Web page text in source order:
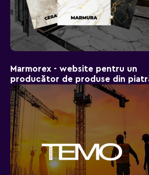
Marmorex - website pentru un
producător de produse din